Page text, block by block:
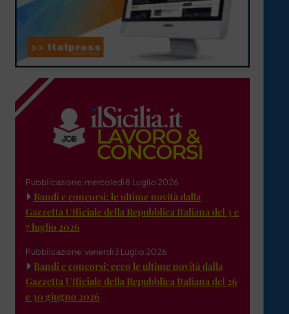
Pubblicazione: mercoledì 8 Luglio 2026
Bandi e concorsi: le ultime novità dalla
Gazzetta Ufficiale della Repubblica Italiana del 3 e
7 luglio 2026
Pubblicazione: venerdì 3 Luglio 2026
Bandi e concorsi: ecco le ultime novità dalla
Gazzetta Ufficiale della Repubblica Italiana del 26
e 30 giugno 2026